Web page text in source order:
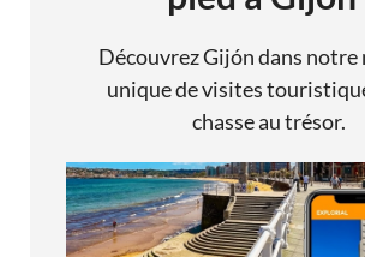
Découvrez Gijón dans notre
unique de visites
chasse au trésor.